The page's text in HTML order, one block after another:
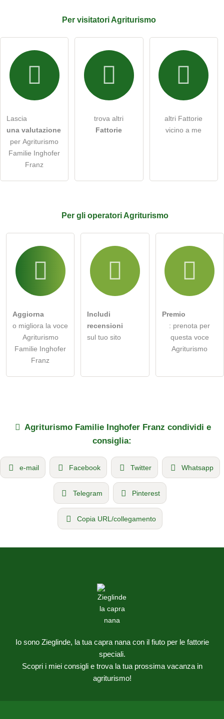
Con la presente accetto i termini e le condizioni
Ho letto la dichiarazione sulla protezione dei dati .
Nota:tieni presente che le domande pubbliche sonovisibili a
tutti i visitatori
Clicca qui per porre una
Per visitatori Agriturismo
Lascia
una valutazione
per Agriturismo
Familie Inghofer
Franz
trova altri
Fattorie
altri Fattorie
vicino a me
Per gli operatori Agriturismo
Aggiorna
o migliora la voce
Agriturismo
Familie Inghofer
Franz
Includi
recensioni
sul tuo sito
Premio
: prenota per
questa voce
Agriturismo
Agriturismo Familie Inghofer Franz condividi e
consiglia:
e-mail Facebook Twitter Whatsapp
Telegram Pinterest
Copia URL/collegamento
Io sono Zieglinde, la tua capra nana con il fiuto per le fattorie
speciali.
Scopri i miei consigli e trova la tua prossima vacanza in
agriturismo!